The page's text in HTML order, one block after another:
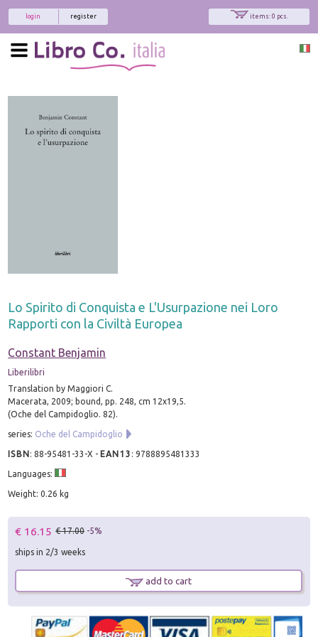
items: 0 pcs.
register
login
Lo Spirito di Conquista e L'Usurpazione nei Loro
Rapporti con la Civiltà Europea
Constant Benjamin
Liberilibri
Translation by Maggiori C.
Macerata, 2009; bound, pp. 248, cm 12x19,5.
(Oche del Campidoglio. 82).
series: Oche del Campidoglio
ISBN:88-95481-33-X - EAN13 :9788895481333
Languages:
Weight: 0.26 kg
€ 16.15 € 17.00 -5%
ships in 2/3 weeks
add to cart